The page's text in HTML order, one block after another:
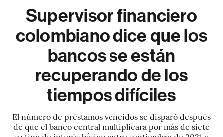
Supervisor financiero
colombiano dice que los
bancos se están
recuperando de los
tiempos difíciles
El número de préstamos vencidos se disparó después
de que el banco central multiplicara por más de siete